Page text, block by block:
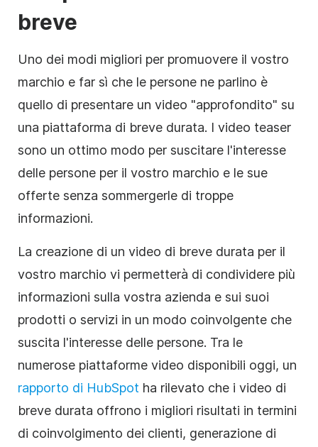
breve
Uno dei modi migliori per promuovere il vostro
marchio e far sì che le persone ne parlino è
quello di presentare un video "approfondito" su
una piattaforma di breve durata. I video teaser
sono un ottimo modo per suscitare l'interesse
delle persone per il vostro marchio e le sue
offerte senza sommergerle di troppe
informazioni.
La creazione di un video di breve durata per il
vostro marchio vi permetterà di condividere più
informazioni sulla vostra azienda e sui suoi
prodotti o servizi in un modo coinvolgente che
suscita l'interesse delle persone. Tra le
numerose piattaforme video disponibili oggi, un
rapporto di HubSpot ha rilevato che i video di
breve durata offrono i migliori risultati in termini
di coinvolgimento dei clienti, generazione di